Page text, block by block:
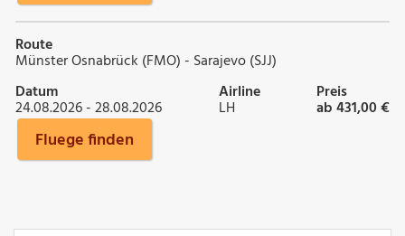
Route
Münster Osnabrück (FMO) - Sarajevo (SJJ)
Datum
24.08.2026 - 28.08.2026
Airline
LH
Preis
ab 431,00 €
Fluege finden